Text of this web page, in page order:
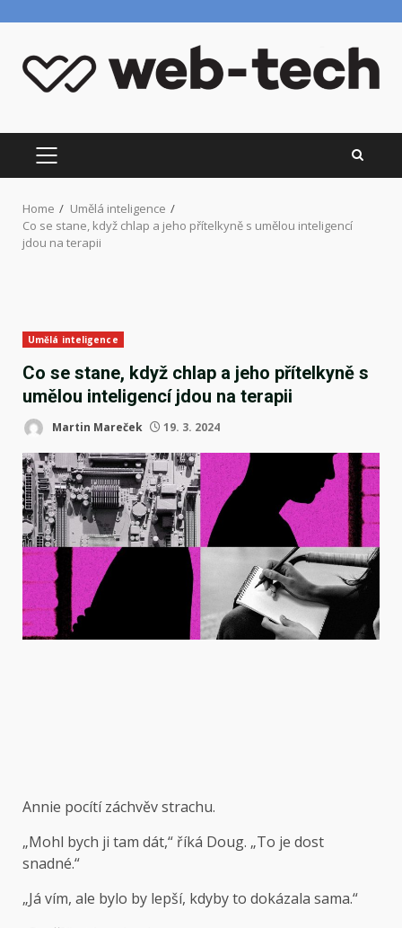
content
PRIMARY
MENU
Home
Umělá inteligence
Co se stane, když chlap a jeho přítelkyně s umělou inteligencí
jdou na terapii
Umělá inteligence
Co se stane, když chlap a jeho přítelkyně s
umělou inteligencí jdou na terapii
Martin Mareček 19. 3. 2024
Annie pocítí záchvěv strachu.
„Mohl bych ji tam dát,“ říká Doug. „To je dost
snadné.“
„Já vím, ale bylo by lepší, kdyby to dokázala sama.“